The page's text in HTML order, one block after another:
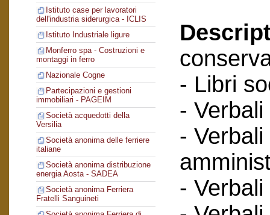
Istituto case per lavoratori
dell'industria siderurgica - ICLIS
Istituto Industriale ligure
Monferro spa - Costruzioni e
montaggi in ferro
Nazionale Cogne
Partecipazioni e gestioni
immobiliari - PAGEIM
Società acquedotti della
Versilia
Società anonima delle ferriere
italiane
Società anonima distribuzione
energia Aosta - SADEA
Società anonima Ferriera
Fratelli Sanguineti
- Libri
-
-
-